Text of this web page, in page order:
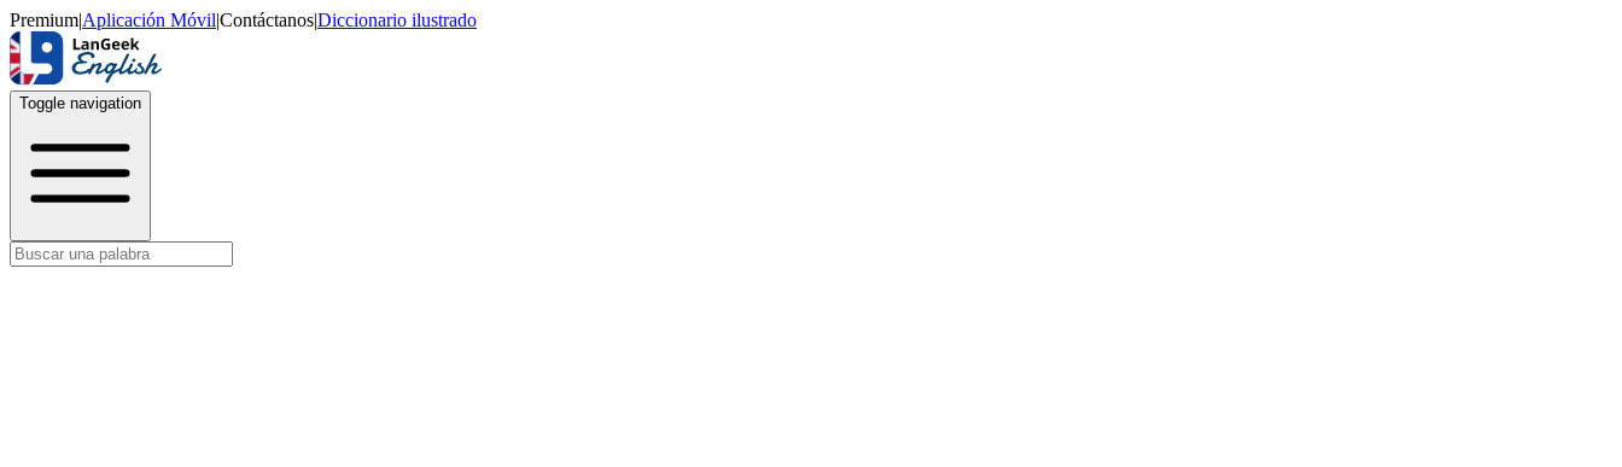
Premium|Aplicación Móvil|Contáctanos|Diccionario ilustrado
Toggle navigation